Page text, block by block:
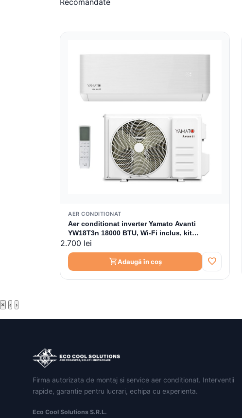
Recomandate
AER CONDITIONAT
Aer conditionat inverter Yamato Avanti
YW18T3n 18000 BTU, Wi-Fi inclus, kit
instalare inclus
2.700 lei
shopping_cartAdaugă în coș favorite
× ‹ ›
Firma autorizata de montaj si service aer conditionat. Interventii
rapide, garantie pentru lucrari, echipa cu experienta.
Eco Cool Solutions S.R.L.